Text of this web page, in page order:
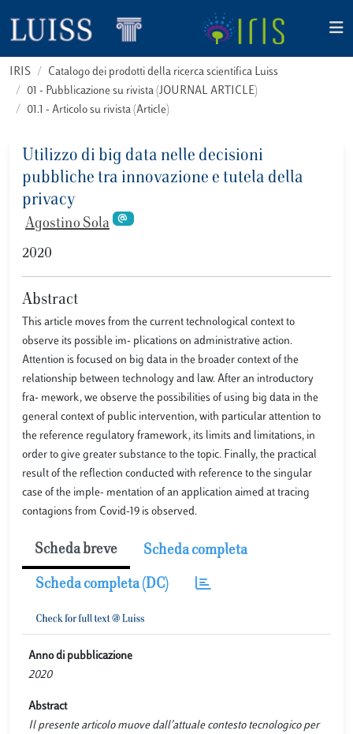
IRIS
Catalogo dei prodotti della ricerca scientifica Luiss
01 - Pubblicazione su rivista (JOURNAL ARTICLE)
01.1 - Articolo su rivista (Article)
Utilizzo di big data nelle decisioni
pubbliche tra innovazione e tutela della
privacy
Agostino Sola
2020
Abstract
This article moves from the current technological context to
observe its possible im- plications on administrative action.
Attention is focused on big data in the broader context of the
relationship between technology and law. After an introductory
fra- mework, we observe the possibilities of using big data in the
general context of public intervention, with particular attention to
the reference regulatory framework, its limits and limitations, in
order to give greater substance to the topic. Finally, the practical
result of the reflection conducted with reference to the singular
case of the imple- mentation of an application aimed at tracing
contagions from Covid-19 is observed.
Scheda breve Scheda completa
Scheda completa (DC)
Anno di pubblicazione
2020
Abstract
Il presente articolo muove dall’attuale contesto tecnologico per